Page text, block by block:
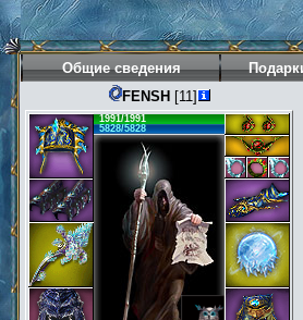
Общие сведения
FENSH [11]
1991/1991
5828/5828